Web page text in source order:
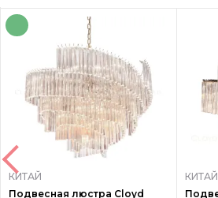
КИТАЙ
Подвесная люстра Cloyd
КИТАЙ